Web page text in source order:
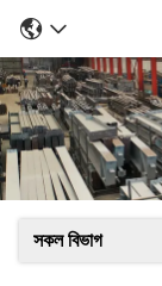
সকল বিভাগ